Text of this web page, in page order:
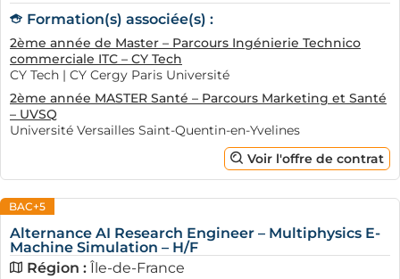
Formation(s) associée(s) :
2ème année de Master – Parcours Ingénierie Technico
commerciale ITC – CY Tech
CY Tech | CY Cergy Paris Université
2ème année MASTER Santé – Parcours Marketing et Santé
– UVSQ
Université Versailles Saint-Quentin-en-Yvelines
Voir l'offre de contrat
BAC+5
Alternance AI Research Engineer – Multiphysics E-
Machine Simulation – H/F
Région : Île-de-France